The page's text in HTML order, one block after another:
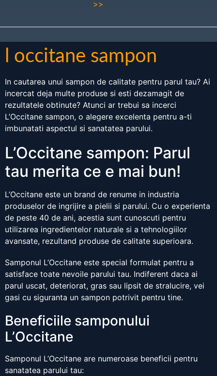
>>
l occitane sampon
In cautarea unui sampon de calitate pentru parul tau? Ai
incercat deja multe produse si esti dezamagit de
rezultatele obtinute? Atunci ar trebui sa incerci
L’Occitane sampon, o alegere excelenta pentru a-ti
imbunatati aspectul si sanatatea parului.
L’Occitane sampon: Parul
tau merita ce e mai bun!
L’Occitane este un brand de renume in industria
produselor de ingrijire a pielii si parului. Cu o experienta
de peste 40 de ani, acestia sunt cunoscuti pentru
utilizarea ingredientelor naturale si a tehnologiilor
avansate, rezultand produse de calitate superioara.
Samponul L’Occitane este special formulat pentru a
satisface toate nevoile parului tau. Indiferent daca ai
parul uscat, deteriorat, gras sau lipsit de stralucire, vei
gasi cu siguranta un sampon potrivit pentru tine.
Beneficiile samponului
L’Occitane
Samponul L’Occitane are numeroase beneficii pentru
sanatatea parului tau: